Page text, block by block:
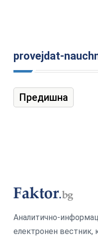
provejdat-
Предишна
Аналитично-
електронен вестник,